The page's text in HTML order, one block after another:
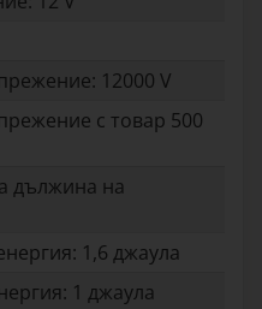
12000 V
с товар 500
дължина на
1,6 джаула
1 джаула